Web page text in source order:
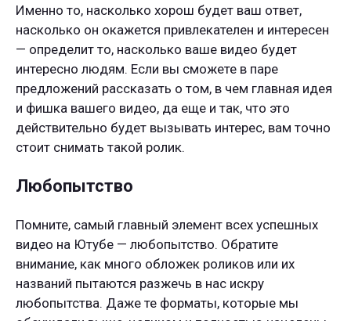
Именно то, насколько хорош будет ваш ответ,
насколько он окажется привлекателен и интересен
— определит то, насколько ваше видео будет
интересно людям. Если вы сможете в паре
предложений рассказать о том, в чем главная идея
и фишка вашего видео, да еще и так, что это
действительно будет вызывать интерес, вам точно
стоит снимать такой ролик.
Любопытство
Помните, самый главный элемент всех успешных
видео на Ютубе — любопытство. Обратите
внимание, как много обложек роликов или их
названий пытаются разжечь в нас искру
любопытства. Даже те форматы, которые мы